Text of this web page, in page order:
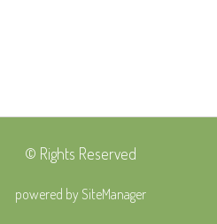
© Rights Reserved
powered by SiteManager